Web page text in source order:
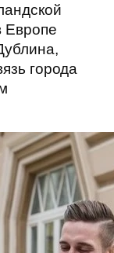
Европе
города